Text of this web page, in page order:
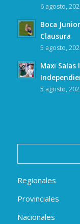
6 agosto,
Boca
Clausura
5 agosto,
Maxi Salas
5 agosto,
Regionales
Provinciales
Nacionales